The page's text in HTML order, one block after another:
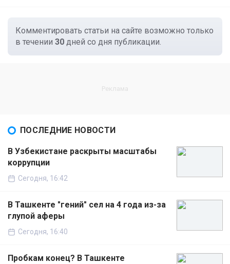
Комментировать статьи на сайте возможно только
в течении 30 дней со дня публикации.
ПОСЛЕДНИЕ НОВОСТИ
В Узбекистане раскрыты масштабы
коррупции
Сегодня, 16:42
В Ташкенте "гений" сел на 4 года из-за
глупой аферы
Сегодня, 16:40
Пробкам конец? В Ташкенте